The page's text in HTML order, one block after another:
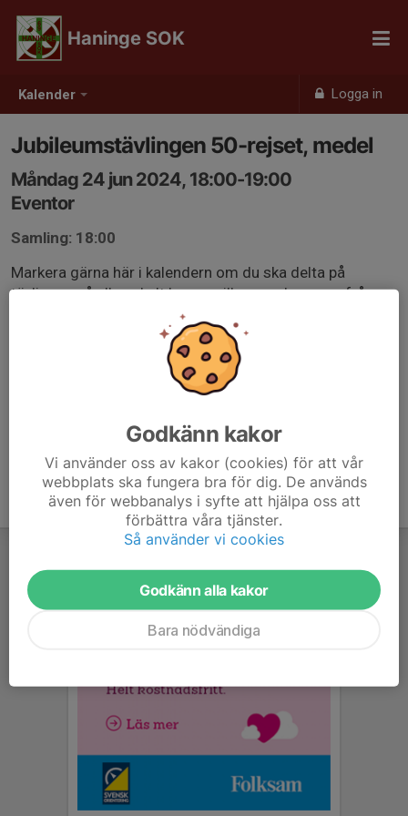
Kalender Logga in
Haninge SOK
Jubileumstävlingen 50-rejset, medel
Måndag 24 jun 2024, 18:00-19:00
Eventor
Samling: 18:00
Markera gärna här i kalendern om du ska delta på
tävlingen så alla enkelt kan se vilka som kommer från
eventor.orientering.se/Events/Show/47067
Godkänn kakor
Vi använder oss av kakor (cookies) för att vår
webbplats ska fungera bra för dig. De används
även för webbanalys i syfte att hjälpa oss att
förbättra våra tjänster.
Så använder vi cookies
Godkänn alla kakor
Bara nödvändiga